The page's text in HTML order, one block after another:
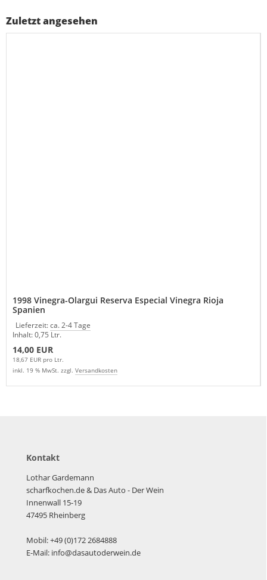
Zuletzt angesehen
1998 Vinegra-Olargui Reserva Especial Vinegra Rioja
Spanien
Lieferzeit:ca. 2-4 Tage
Inhalt: 0,75 Ltr.
14,00 EUR
18,67 EUR pro Ltr.
inkl. 19 % MwSt. zzgl. Versandkosten
Kontakt
Lothar Gardemann
scharfkochen.de& Das Auto - Der Wein
Innenwall 15-19
47495 Rheinberg
Mobil: +49 (0)172 2684888
E-Mail: info@dasautoderwein.de